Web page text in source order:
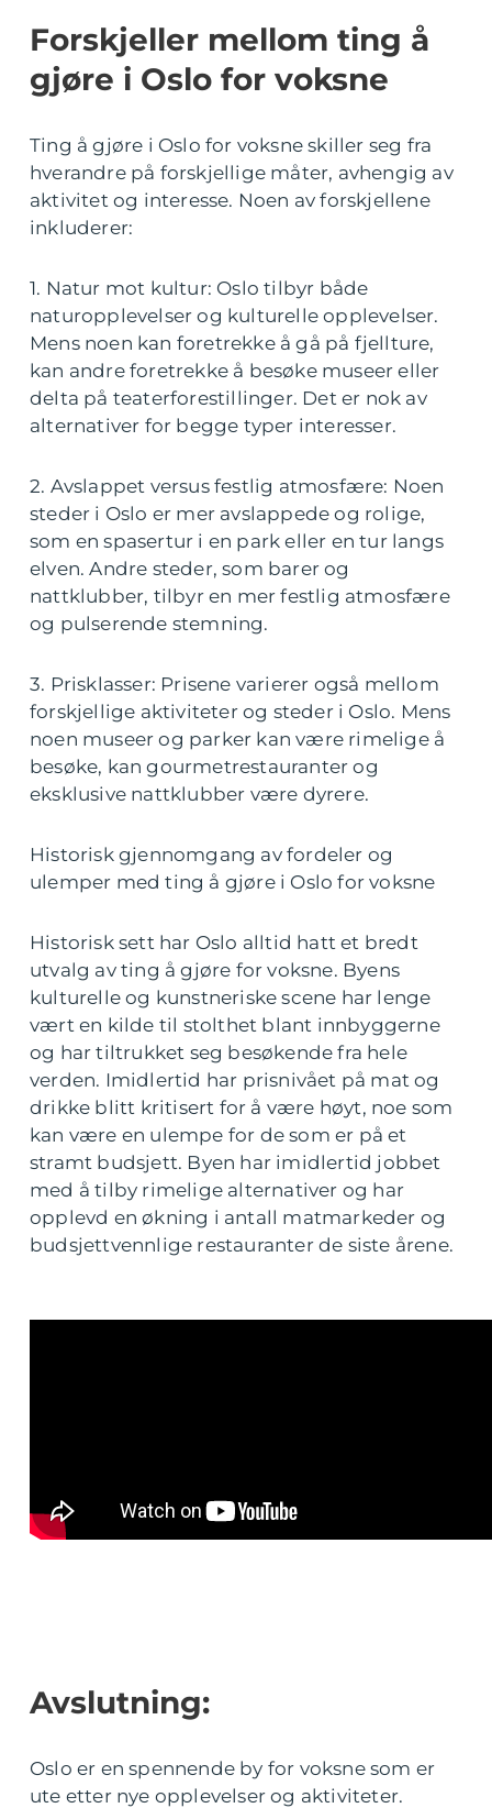
Forskjeller mellom ting å
gjøre i Oslo for voksne
Ting å gjøre i Oslo for voksne skiller seg fra
hverandre på forskjellige måter, avhengig av
aktivitet og interesse. Noen av forskjellene
inkluderer:
1. Natur mot kultur: Oslo tilbyr både
naturopplevelser og kulturelle opplevelser.
Mens noen kan foretrekke å gå på fjellture,
kan andre foretrekke å besøke museer eller
delta på teaterforestillinger. Det er nok av
alternativer for begge typer interesser.
2. Avslappet versus festlig atmosfære: Noen
steder i Oslo er mer avslappede og rolige,
som en spasertur i en park eller en tur langs
elven. Andre steder, som barer og
nattklubber, tilbyr en mer festlig atmosfære
og pulserende stemning.
3. Prisklasser: Prisene varierer også mellom
forskjellige aktiviteter og steder i Oslo. Mens
noen museer og parker kan være rimelige å
besøke, kan gourmetrestauranter og
eksklusive nattklubber være dyrere.
Historisk gjennomgang av fordeler og
ulemper med ting å gjøre i Oslo for voksne
Historisk sett har Oslo alltid hatt et bredt
utvalg av ting å gjøre for voksne. Byens
kulturelle og kunstneriske scene har lenge
vært en kilde til stolthet blant innbyggerne
og har tiltrukket seg besøkende fra hele
verden. Imidlertid har prisnivået på mat og
drikke blitt kritisert for å være høyt, noe som
kan være en ulempe for de som er på et
stramt budsjett. Byen har imidlertid jobbet
med å tilby rimelige alternativer og har
opplevd en økning i antall matmarkeder og
budsjettvennlige restauranter de siste årene.
Avslutning:
Oslo er en spennende by for voksne som er
ute etter nye opplevelser og aktiviteter.